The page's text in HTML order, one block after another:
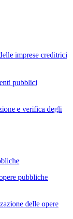
imprese creditrici
pubblici
e verifica degli
pubbliche
delle opere